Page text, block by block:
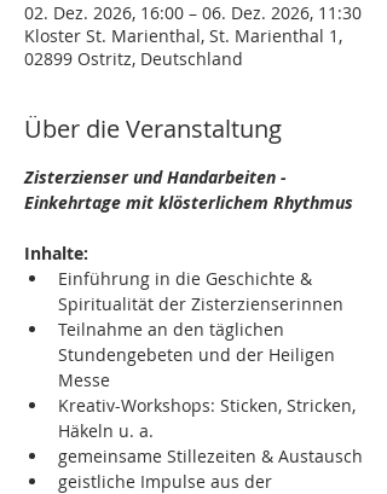
02. Dez. 2026, 16:00 – 06. Dez. 2026, 11:30
Kloster St. Marienthal, St. Marienthal 1,
02899 Ostritz, Deutschland
Über die Veranstaltung
Zisterzienser und Handarbeiten -
Einkehrtage mit klösterlichem Rhythmus
Inhalte:
Einführung in die Geschichte &
Spiritualität der Zisterzienserinnen
Teilnahme an den täglichen
Stundengebeten und der Heiligen
Messe
Kreativ-Workshops: Sticken, Stricken,
Häkeln u. a.
gemeinsame Stillezeiten & Austausch
geistliche Impulse aus der